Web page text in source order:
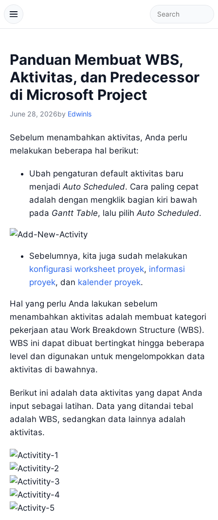
Panduan Membuat WBS,
Aktivitas, dan Predecessor
di Microsoft Project
June 28, 2026by Edwinls
Sebelum menambahkan aktivitas, Anda perlu
melakukan beberapa hal berikut:
Ubah pengaturan default aktivitas baru
menjadiAuto Scheduled. Cara paling cepat
adalah dengan mengklik bagian kiri bawah
pada Gantt Table, lalu pilihAuto Scheduled.
Sebelumnya, kita juga sudah melakukan
konfigurasi worksheet proyek, informasi
proyek, dan kalender proyek.
Hal yang perlu Anda lakukan sebelum
menambahkan aktivitas adalah membuat kategori
pekerjaan atau Work Breakdown Structure (WBS).
WBS ini dapat dibuat bertingkat hingga beberapa
level dan digunakan untuk mengelompokkan data
aktivitas di bawahnya.
Berikut ini adalah data aktivitas yang dapat Anda
input sebagai latihan. Data yang ditandai tebal
adalah WBS, sedangkan data lainnya adalah
aktivitas.